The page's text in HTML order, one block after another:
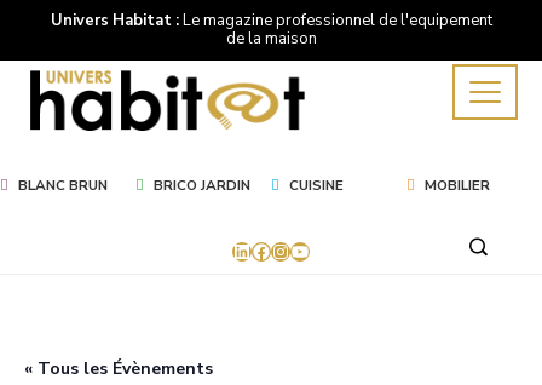
Univers Habitat :Le magazine professionnel de l'equipement
de la maison
BLANC BRUN BRICO JARDIN CUISINE MOBILIER
LinkedIn
Facebook
Instagram
YouTube
« Tous les Évènements